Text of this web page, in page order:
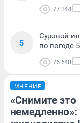
77 344
5
Суровой
по погоде
76 548
МНЕНИЕ
«Снимите это
немедленно»: